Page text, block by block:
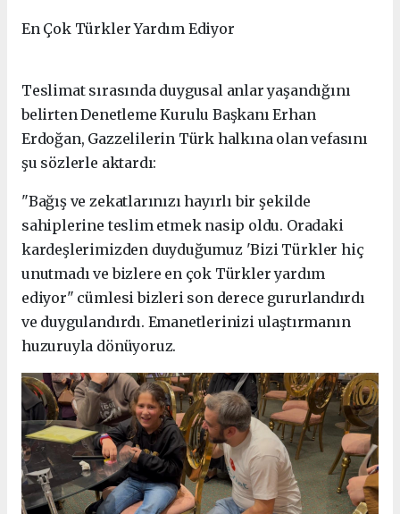
En Çok Türkler Yardım Ediyor
Teslimat sırasında duygusal anlar yaşandığını
belirten Denetleme Kurulu Başkanı Erhan
Erdoğan, Gazzelilerin Türk halkına olan vefasını
şu sözlerle aktardı:
"Bağış ve zekatlarınızı hayırlı bir şekilde
sahiplerine teslim etmek nasip oldu. Oradaki
kardeşlerimizden duyduğumuz 'Bizi Türkler hiç
unutmadı ve bizlere en çok Türkler yardım
ediyor" cümlesi bizleri son derece gururlandırdı
ve duygulandırdı. Emanetlerinizi ulaştırmanın
huzuruyla dönüyoruz.